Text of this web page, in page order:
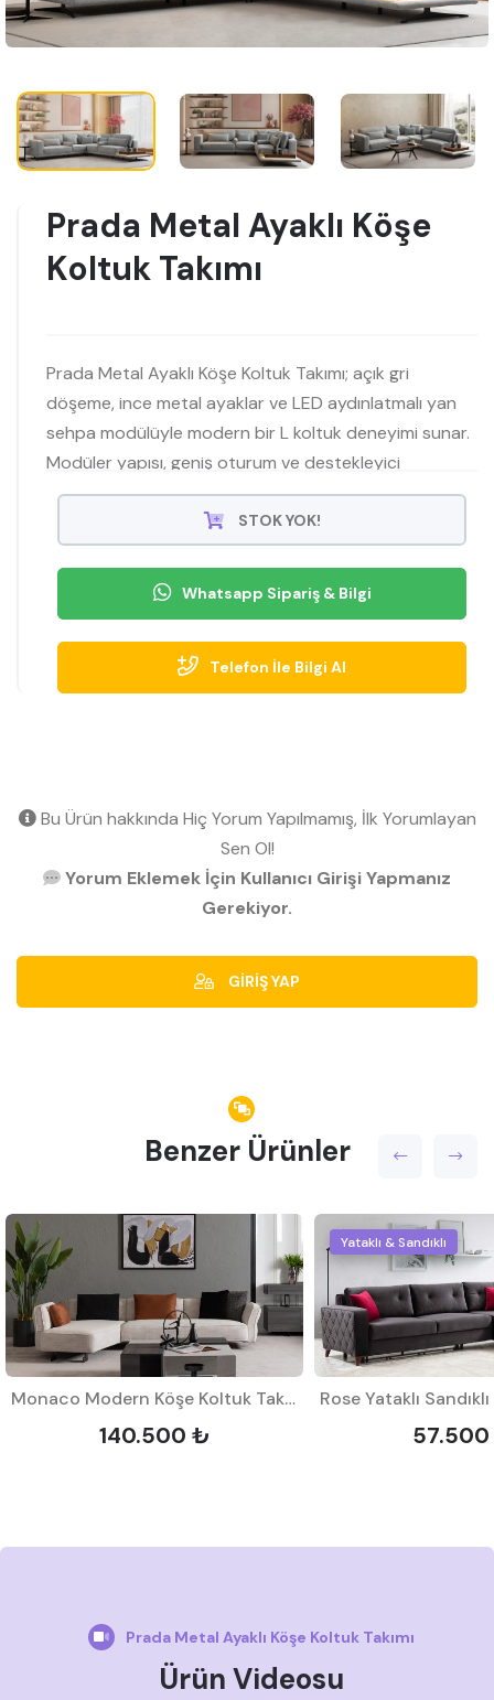
Prada Metal Ayaklı Köşe
Koltuk Takımı
Prada Metal Ayaklı Köşe Koltuk Takımı; açık gri
döşeme, ince metal ayaklar ve LED aydınlatmalı yan
sehpa modülüyle modern bir L koltuk deneyimi sunar.
Modüler yapısı, geniş oturum ve destekleyici
yastıklarıyla sağ/sol yön seçeneğinde konforu ve
şıklığı bir araya getirir.
STOK YOK!
Whatsapp Sipariş & Bilgi
Telefon İle Bilgi Al
Bu Ürün hakkında Hiç Yorum Yapılmamış, İlk Yorumlayan
Sen Ol!
Yorum Eklemek İçin Kullanıcı Girişi Yapmanız
Gerekiyor.
GİRİŞ YAP
Benzer Ürünler
Monaco Modern Köşe Koltuk Takımı
140.500 ₺
Yataklı & Sandıklı
Prada Metal Ayaklı Köşe Koltuk Takımı
Ürün Videosu